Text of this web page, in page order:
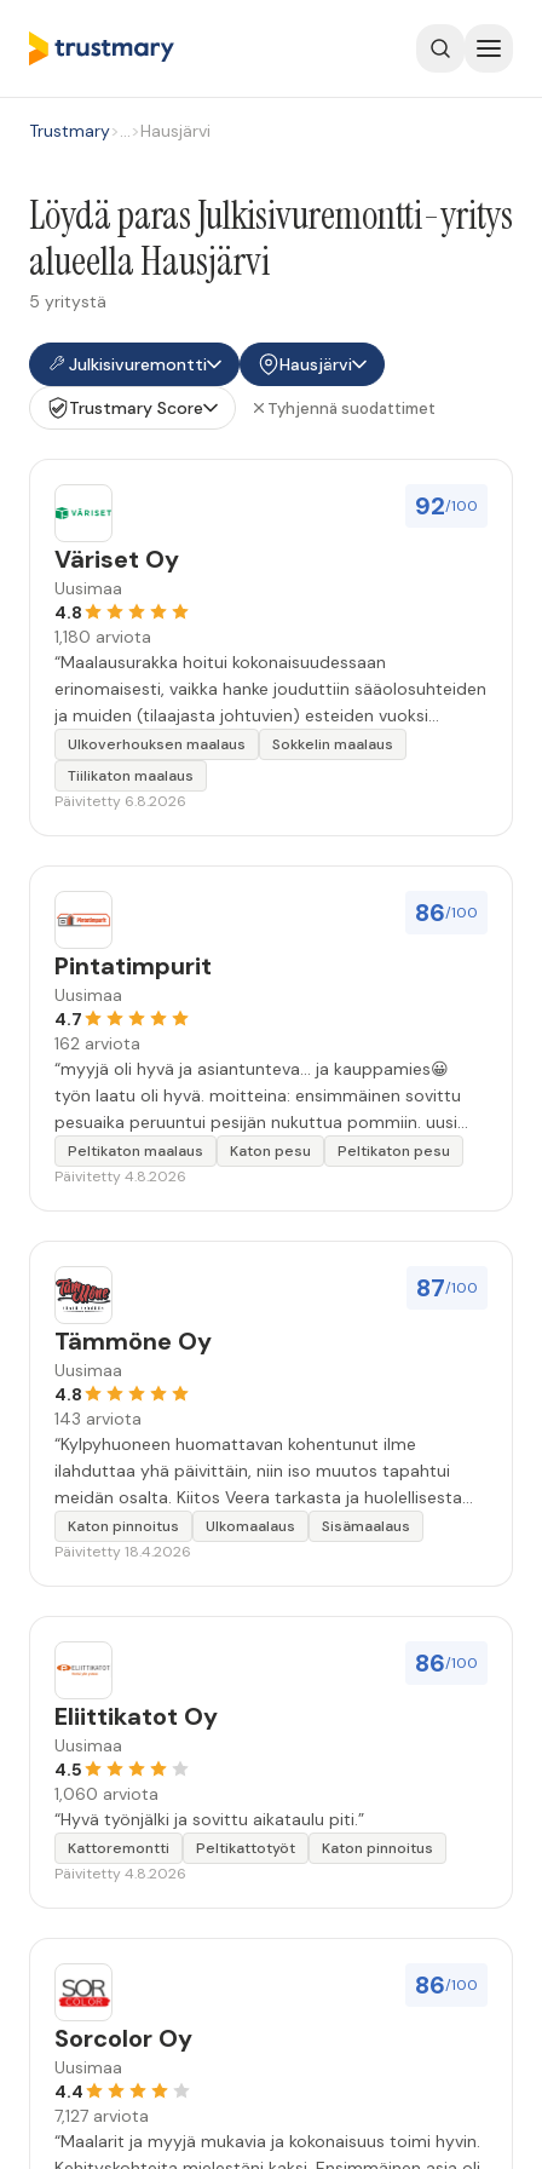
Trustmary>…>Hausjärvi
Löydä paras Julkisivuremontti-yritys
alueella Hausjärvi
5 yritystä
Julkisivuremontti
Hausjärvi
Trustmary Score
Tyhjennä suodattimet
92/100
Väriset Oy
Uusimaa
4.8
1,180 arviota
“Maalausurakka hoitui kokonaisuudessaan
erinomaisesti, vaikka hanke jouduttiin sääolosuhteiden
ja muiden (tilaajasta johtuvien) esteiden vuoksi
keskeyttämään n. 3 viikoksi. Maalaistulos on oikein
hyvä, yhteydenpito erinomaista, jälkityöt tehtiin
huolellisesti. Suosittelen. Erityiskiitos itse maalareille:
Ulkoverhouksen maalaus
Sokkelin maalaus
Tiilikaton maalaus
Päivitetty 6.8.2026
86/100
Pintatimpurit
Uusimaa
4.7
162 arviota
“myyjä oli hyvä ja asiantunteva... ja kauppamies😀
työn laatu oli hyvä. moitteina: ensimmäinen sovittu
pesuaika peruuntui pesijän nukuttua pommiin. uusi
aika piti ja työn jälki oikein hyvää ja osaavaa. toinen
murhe tuli koska olimme matkoilla ja jossain
vuorokautta pihalle...kunnes naapuri uskaltautui
pihallemme ja sulki hanan. Hieman siis tarkkuutta
hommiin ja hyvä tulee. ”
Peltikaton maalaus Katon pesu
Peltikaton pesu
Päivitetty 4.8.2026
87/100
Tämmöne Oy
Uusimaa
4.8
143 arviota
“Kylpyhuoneen huomattavan kohentunut ilme
ilahduttaa yhä päivittäin, niin iso muutos tapahtui
meidän osalta. Kiitos Veera tarkasta ja huolellisesta
työstä, sekä ystävällisestä palvelusta!”
Katon pinnoitus Ulkomaalaus
Sisämaalaus
Päivitetty 18.4.2026
86/100
Eliittikatot Oy
Uusimaa
4.5
1,060 arviota
“Hyvä työnjälki ja sovittu aikataulu piti.”
Kattoremontti Peltikattotyöt
Katon pinnoitus
Päivitetty 4.8.2026
86/100
Sorcolor Oy
Uusimaa
4.4
7,127 arviota
“Maalarit ja myyjä mukavia ja kokonaisuus toimi hyvin.